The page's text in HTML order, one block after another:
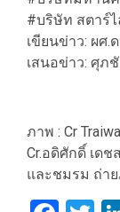
#บริษัท สตาร์
เขียนข่าว: ผศ
เสนอข่าว: ศุภ
ภาพ : Cr
Cr.อดิศักดิ์ เด
และชมรม ถ่า